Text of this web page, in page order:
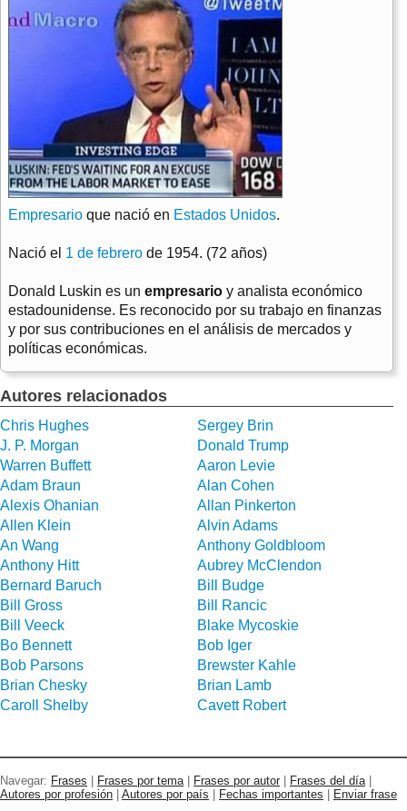
Empresario que nació en Estados Unidos.
Nació el 1 de febrero de 1954. (72 años)
Donald Luskin es un empresario y analista económico
estadounidense. Es reconocido por su trabajo en finanzas
y por sus contribuciones en el análisis de mercados y
políticas económicas.
Autores relacionados
Chris Hughes
Sergey Brin
J. P. Morgan
Donald Trump
Warren Buffett
Aaron Levie
Adam Braun
Alan Cohen
Alexis Ohanian
Allan Pinkerton
Allen Klein
Alvin Adams
An Wang
Anthony Goldbloom
Anthony Hitt
Aubrey McClendon
Bernard Baruch
Bill Budge
Bill Gross
Bill Rancic
Bill Veeck
Blake Mycoskie
Bo Bennett
Bob Iger
Bob Parsons
Brewster Kahle
Brian Chesky
Brian Lamb
Caroll Shelby
Cavett Robert
Navegar: Frases Frases por tema| Frases por autor Frases del día|
Autores por profesión
Autores por país Fechas importantes Enviar frase